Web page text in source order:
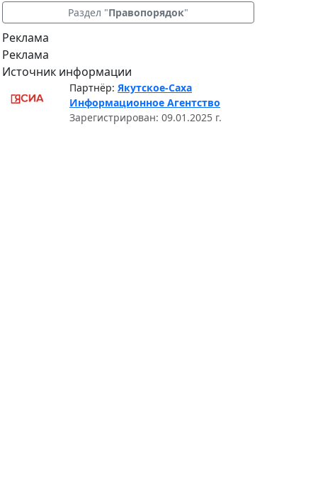
Раздел "Правопорядок"
Реклама
Реклама
Источник информации
Партнёр: Якутское-Саха
Информационное Агентство
Зарегистрирован: 09.01.2025 г.